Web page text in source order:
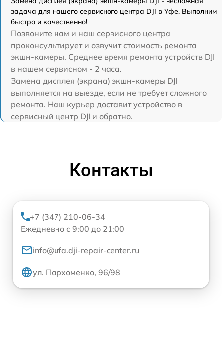
задача для нашего сервисного центра DJI в Уфе. Выполним
быстро и качественно!
Позвоните нам и наш сервисного центра
проконсультирует и озвучит стоимость ремонта
экшн-камеры. Среднее время ремонта устройств DJI
в нашем сервисном - 2 часа.
Замена дисплея (экрана) экшн-камеры DJI
выполняется на выезде, если не требует сложного
ремонта. Наш курьер доставит устройство в
сервисный центр DJI и обратно.
Контакты
+7 (347) 210-06-34
Ежедневно с 9:00 до 21:00
info@ufa.dji-repair-center.ru
ул. Пархоменко, 96/98